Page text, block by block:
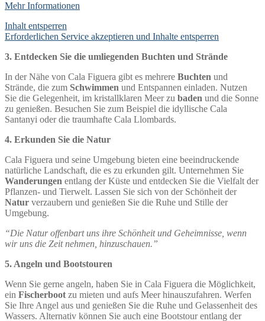
Mehr Informationen
Inhalt entsperren
Erforderlichen Service akzeptieren und Inhalte entsperren
3. Entdecken Sie die umliegenden Buchten und Strände
In der Nähe von Cala Figuera gibt es mehrere Buchten und
Strände, die zum Schwimmen und Entspannen einladen. Nutzen
Sie die Gelegenheit, im kristallklaren Meer zu baden und die Sonne
zu genießen. Besuchen Sie zum Beispiel die idyllische Cala
Santanyi oder die traumhafte Cala Llombards.
4. Erkunden Sie die Natur
Cala Figuera und seine Umgebung bieten eine beeindruckende
natürliche Landschaft, die es zu erkunden gilt. Unternehmen Sie
Wanderungen entlang der Küste und entdecken Sie die Vielfalt der
Pflanzen- und Tierwelt. Lassen Sie sich von der Schönheit der
Natur verzaubern und genießen Sie die Ruhe und Stille der
Umgebung.
“Die Natur offenbart uns ihre Schönheit und Geheimnisse, wenn
wir uns die Zeit nehmen, hinzuschauen.”
5. Angeln und Bootstouren
Wenn Sie gerne angeln, haben Sie in Cala Figuera die Möglichkeit,
ein Fischerboot zu mieten und aufs Meer hinauszufahren. Werfen
Sie Ihre Angel aus und genießen Sie die Ruhe und Gelassenheit des
Wassers. Alternativ können Sie auch eine Bootstour entlang der